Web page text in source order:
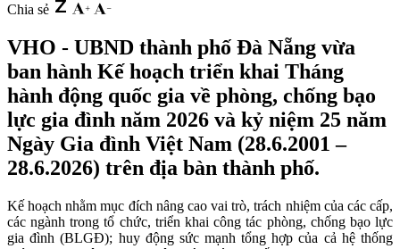
Chia sẻ
VHO - UBND thành phố Đà Nẵng vừa
ban hành Kế hoạch triển khai Tháng
hành động quốc gia về phòng, chống bạo
lực gia đình năm 2026 và kỷ niệm 25 năm
Ngày Gia đình Việt Nam (28.6.2001 –
28.6.2026) trên địa bàn thành phố.
Kế hoạch nhằm mục đích nâng cao vai trò, trách nhiệm của các cấp,
các ngành trong tổ chức, triển khai công tác phòng, chống bạo lực
gia đình (BLGĐ); huy động sức mạnh tổng hợp của cả hệ thống